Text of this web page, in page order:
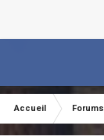
Accueil Forums